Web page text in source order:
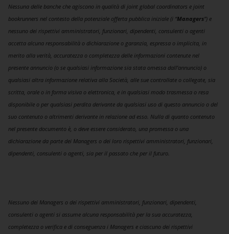
Nessuna delle banche che agiscono in qualità di joint global coordinators e joint
bookrunners nel contesto della potenziale offerta pubblica iniziale (i “Managers”) e
nessuno dei rispettivi amministratori, funzionari, dipendenti, consulenti o agenti
accetta alcuna responsabilità o dichiarazione o garanzia, espressa o implicita, in
merito alla verità, accuratezza o completezza delle informazioni contenute nel
presente annuncio (o se qualsiasi informazione sia stata omessa dall’annuncio) o
qualsiasi altra informazione relativa alla Società, alle sue controllate o collegate, sia
scritta, orale o in forma visiva o elettronica, e in qualsiasi modo trasmessa o resa
disponibile o per qualsiasi perdita derivante da qualsiasi uso di questo annuncio o del
suo contenuto o altrimenti derivante in relazione ad esso. Nulla di quanto contenuto
nel presente documento è, o deve essere considerato, una promessa o una
dichiarazione da parte dei Managers o dei loro rispettivi amministratori, funzionari,
dipendenti, consulenti o agenti, sia per il passato che per il futuro.
Nessuno dei Managers o dei rispettivi amministratori, funzionari, dipendenti,
consulenti o agenti si assume alcuna responsabilità per la sua accuratezza,
completezza o verifica e di conseguenza i Managers e ciascuno dei rispettivi